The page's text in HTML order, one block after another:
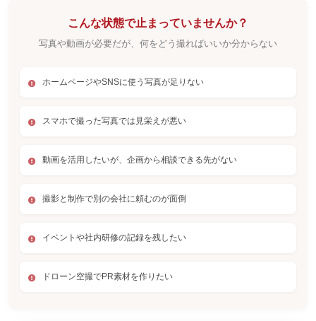
こんな状態で止まっていませんか？
写真や動画が必要だが、何をどう撮ればいいか分からない
ホームページやSNSに使う写真が足りない
スマホで撮った写真では見栄えが悪い
動画を活用したいが、企画から相談できる先がない
撮影と制作で別の会社に頼むのが面倒
イベントや社内研修の記録を残したい
ドローン空撮でPR素材を作りたい